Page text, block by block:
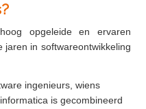
opgeleide en ervaren
jaren in softwareontwikkeling
ingenieurs, wiens
is gecombineerd